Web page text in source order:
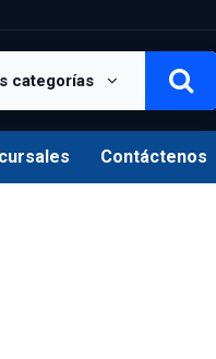
categorías
Contáctenos